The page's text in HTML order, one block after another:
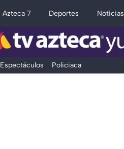
Azteca 7 Deportes Noticias
Espectáculos Policiaca